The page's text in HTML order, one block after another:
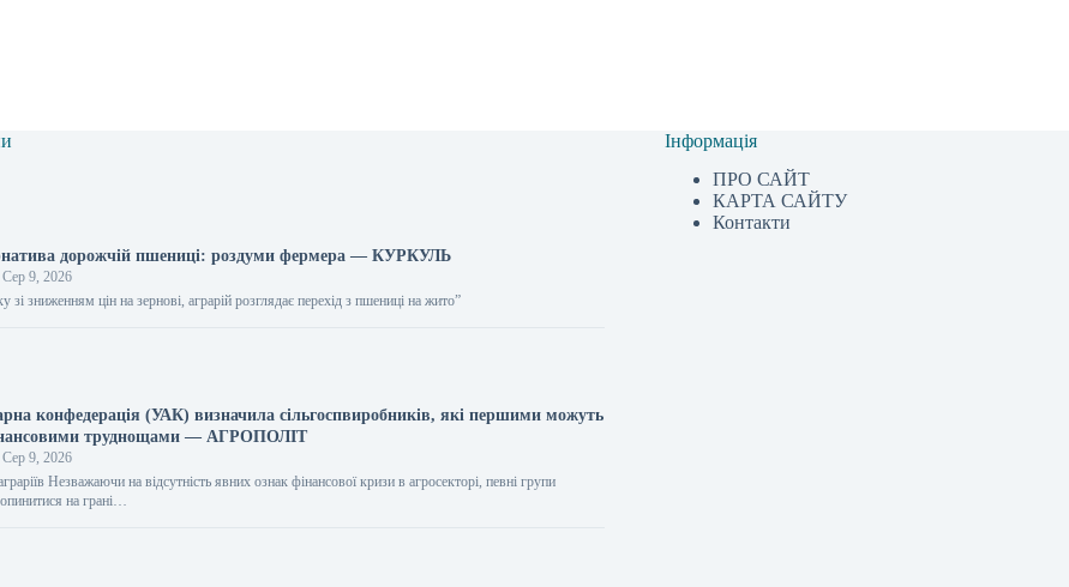
дорожчій пшениці: роздуми фермера — КУРКУЛЬ
Сер 9, 2026
зі зниженням цін на зернові, аграрій розглядає перехід з пшениці на жито”
конфедерація (УАК) визначила сільгоспвиробників, які першими можуть
труднощами — АГРОПОЛІТ
Сер 9, 2026
Незважаючи на відсутність явних ознак фінансової кризи в агросекторі, певні групи
на грані…
Інформація
ПРО САЙТ
КАРТА САЙТУ
Контакти